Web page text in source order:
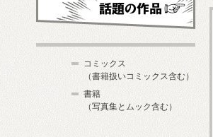
コミックス
（書籍扱いコミックス含む）
書籍
（写真集とムック含む）